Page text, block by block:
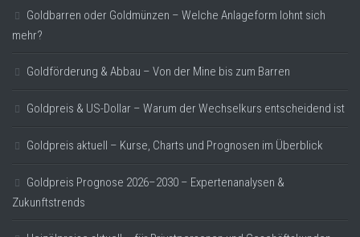
Goldbarren oder Goldmünzen – Welche Anlageform lohnt sich
mehr?
Goldförderung & Abbau – Von der Mine bis zum Barren
Goldpreis & US-Dollar – Warum der Wechselkurs entscheidend ist
Goldpreis aktuell – Kurse, Charts und Prognosen im Überblick
Goldpreis Prognose 2026–2030 – Expertenanalysen &
Zukunftstrends